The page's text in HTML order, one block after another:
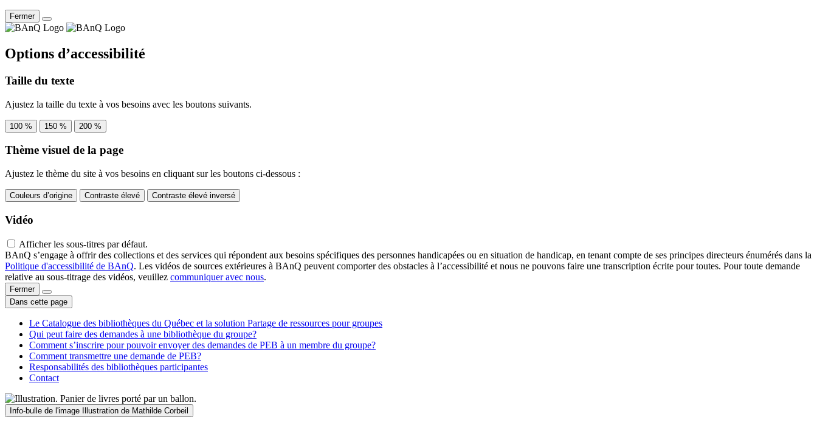
Fermer
Options d’accessibilité
Taille du texte
Ajustez la taille du texte à vos besoins avec les boutons suivants.
100 % 150 % 200 %
Thème visuel de la page
Ajustez le thème du site à vos besoins en cliquant sur les boutons ci-dessous :
Couleurs d’origine Contraste élevé Contraste élevé inversé
Vidéo
Afficher les sous-titres par défaut.
BAnQ s’engage à offrir des collections et des services qui répondent aux besoins spécifiques des personnes handicapées ou en situation de handicap, en tenant compte de ses principes directeurs énumérés dans la
Politique d'accessibilité de BAnQ. Les vidéos de sources extérieures à BAnQ peuvent comporter des obstacles à l’accessibilité et nous ne pouvons faire une transcription écrite pour toutes. Pour toute demande
relative au sous-titrage des vidéos, veuillez communiquer avec nous.
Fermer
Dans cette page
Le Catalogue des bibliothèques du Québec et la solution Partage de ressources pour groupes
Qui peut faire des demandes à une bibliothèque du groupe?
Comment s’inscrire pour pouvoir envoyer des demandes de PEB à un membre du groupe?
Comment transmettre une demande de PEB?
Responsabilités des bibliothèques participantes
Contact
Info-bulle de l'image Illustration de Mathilde Corbeil